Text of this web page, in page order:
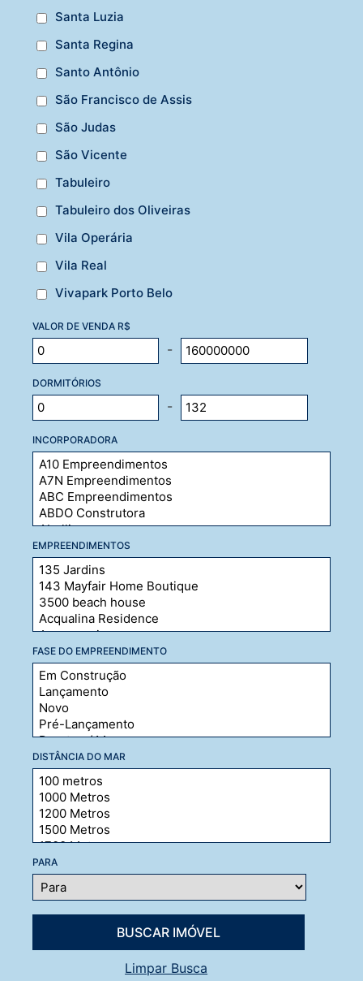
Santa Luzia
Santa Regina
Santo Antônio
São Francisco de Assis
São Judas
São Vicente
Tabuleiro
Tabuleiro dos Oliveiras
Vila Operária
Vila Real
Vivapark Porto Belo
VALOR DE VENDA R$
-
DORMITÓRIOS
-
INCORPORADORA
EMPREENDIMENTOS
FASE DO EMPREENDIMENTO
DISTÂNCIA DO MAR
PARA
Limpar Busca